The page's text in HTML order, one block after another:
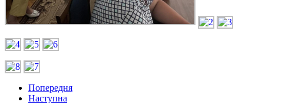
Попередня
Наступна